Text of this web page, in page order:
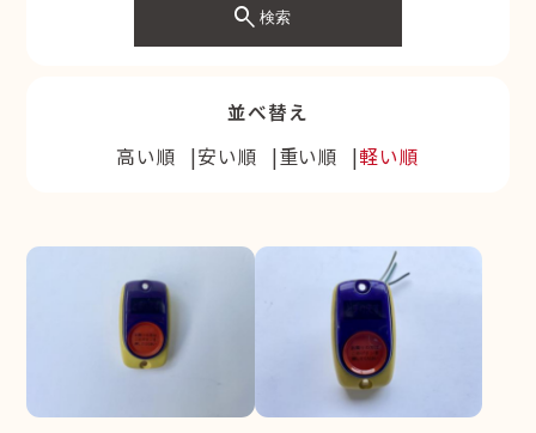
search検索
並べ替え
高い順
安い順 重い順 軽い順